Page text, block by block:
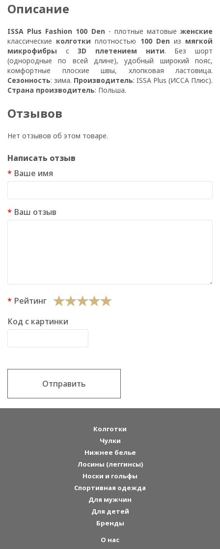
Описание
ISSA Plus Fashion 100 Den - плотные матовые женские
классические колготкиплотностью 100 Den из мягкой
микрофибры с3D плетением нити. Без шорт
(однородные по всей длине), удобный широкий пояс,
комфортные плоские швы, хлопковая ластовица.
Сезонность: зима. Производитель: ISSA Plus (ИССА Плюс).
Страна производитель: Польша.
Отзывов
Нет отзывов об этом товаре.
Написать отзыв
Ваше имя
Ваш отзыв
Рейтинг
Код с картинки
Отправить
Колготки
Чулки
Нижнее белье
Лосины (леггинсы)
Носки и гольфы
Спортивная одежда
Для мужчин
Для детей
Бренды
О нас